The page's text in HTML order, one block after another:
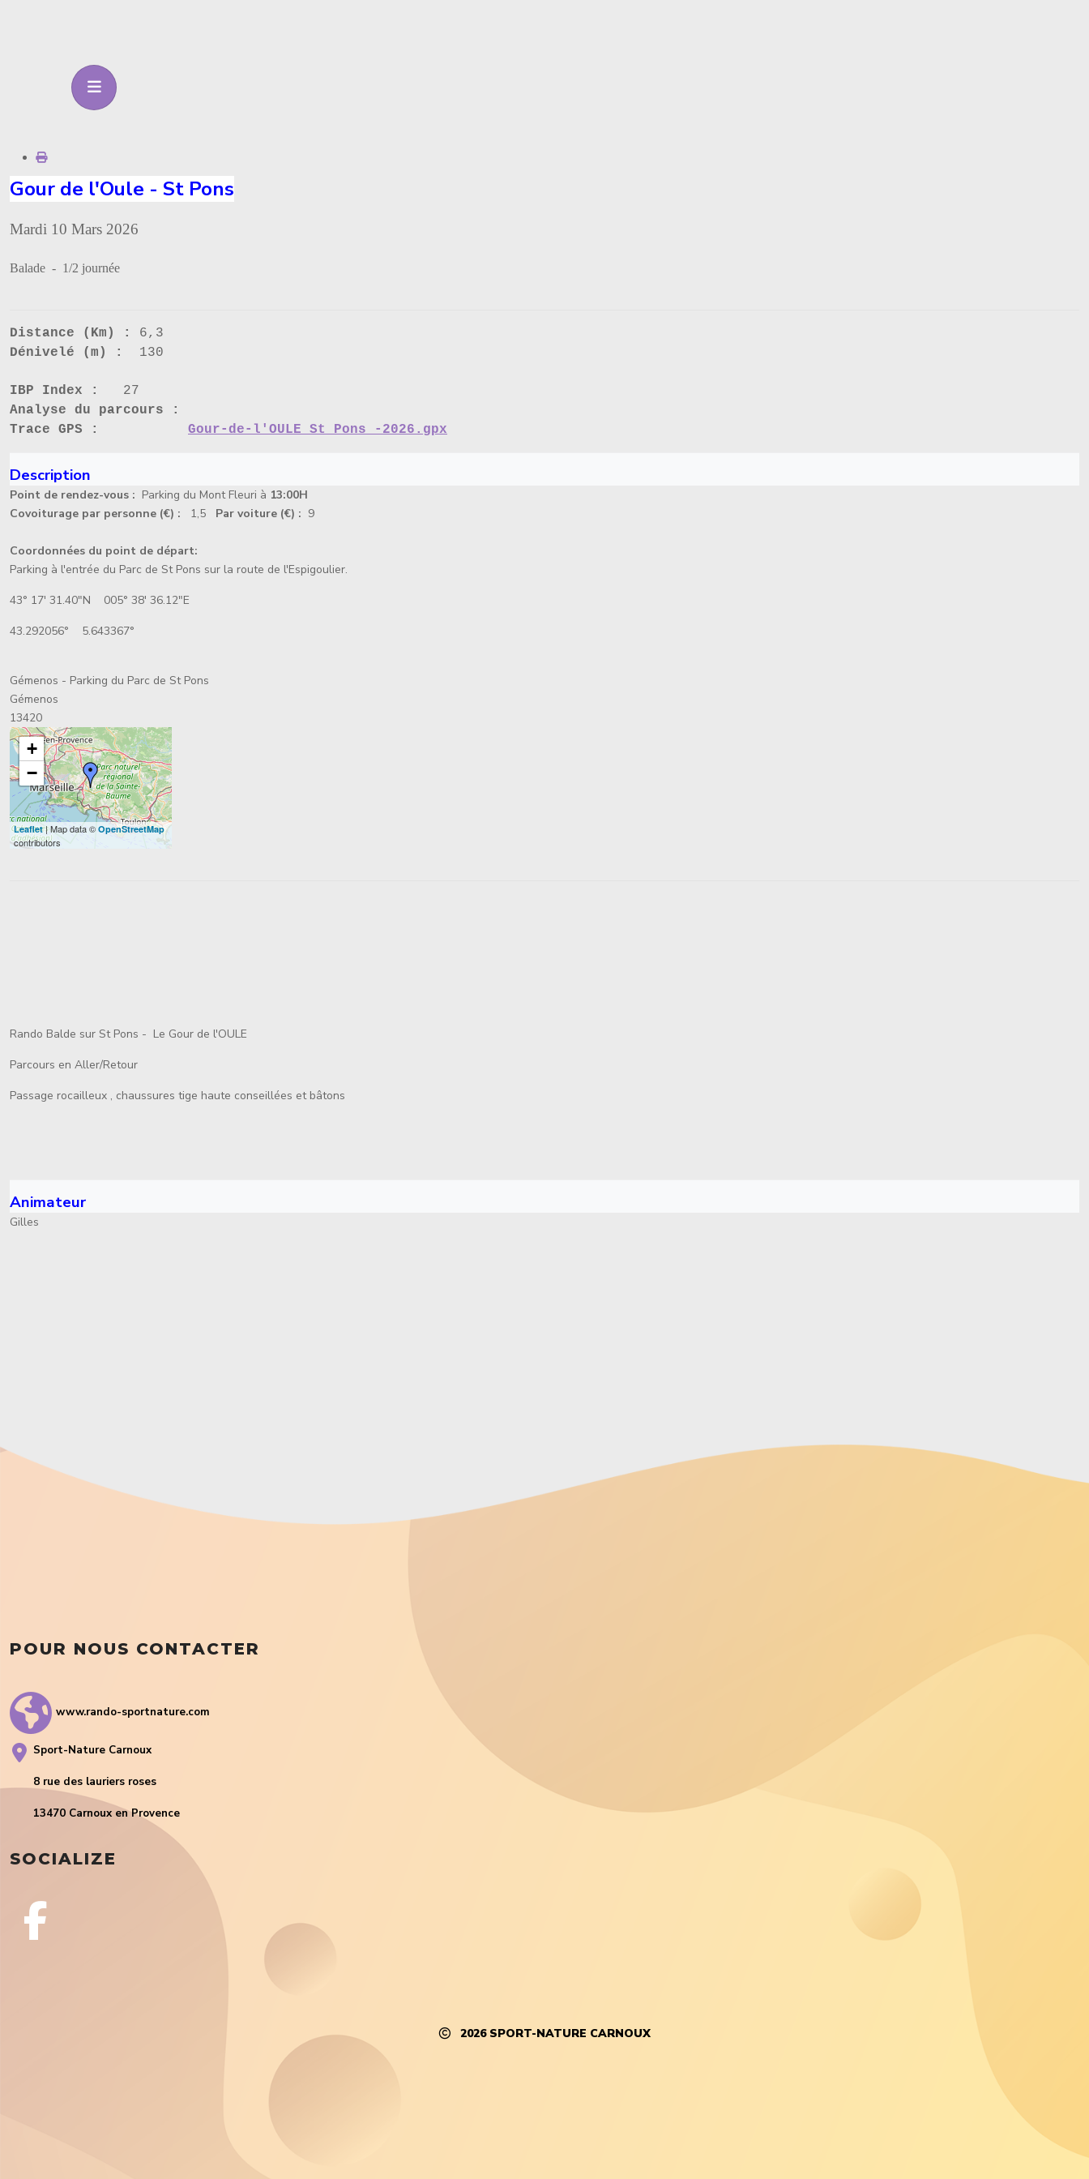
Gour de l'Oule - St Pons
Mardi 10 Mars 2026
Balade - 1/2 journée
Distance (Km) : 6,3
Dénivelé (m) : 130
IBP Index : 27
Analyse du parcours :
Trace GPS : Gour-de-l'OULE St Pons -2026.gpx
Description
Point de rendez-vous : Parking du Mont Fleuri à 13:00H
Covoiturage par personne (€) : 1,5 Par voiture (€) : 9
Coordonnées du point de départ:
Parking à l'entrée du Parc de St Pons sur la route de l'Espigoulier.
43° 17' 31.40"N 005° 38' 36.12"E
43.292056° 5.643367°
Gémenos - Parking du Parc de St Pons
Gémenos
13420
+
−
Leaflet| Map data © OpenStreetMap
contributors
Rando Balde sur St Pons - Le Gour de l'OULE
Parcours en Aller/Retour
Passage rocailleux , chaussures tige haute conseillées et bâtons
Animateur
Gilles
POUR NOUS CONTACTER
www.rando-sportnature.com
Sport-Nature Carnoux
8 rue des lauriers roses
13470 Carnoux en Provence
SOCIALIZE
2026 SPORT-NATURE CARNOUX